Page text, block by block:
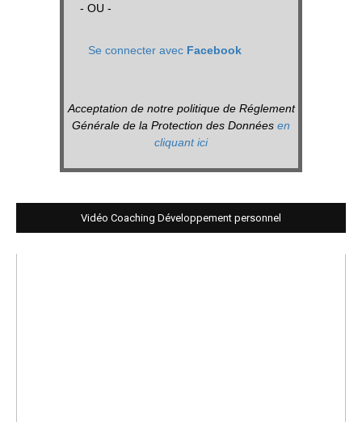
- OU -
Se connecter avec Facebook
Acceptation de notre politique de Réglement
Générale de la Protection des Données en
cliquant ici
Vidéo Coaching Développement personnel